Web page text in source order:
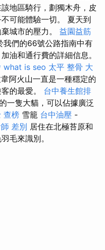
地區騎行，劃獨木舟，皮
可能體驗一切。 夏天到
城市的壓力。 益園益筋
我們的66號公路指南中有
油和通行費的詳細信息。
what is seo 太平 整骨 大
阿火山一直是一種穩定的
的最愛。 台中養生館排
一隻大貓，可以佔據廣泛
查榜 雪籠 台中油壓 -
差別 居住在北極苔原和
毛來識別。